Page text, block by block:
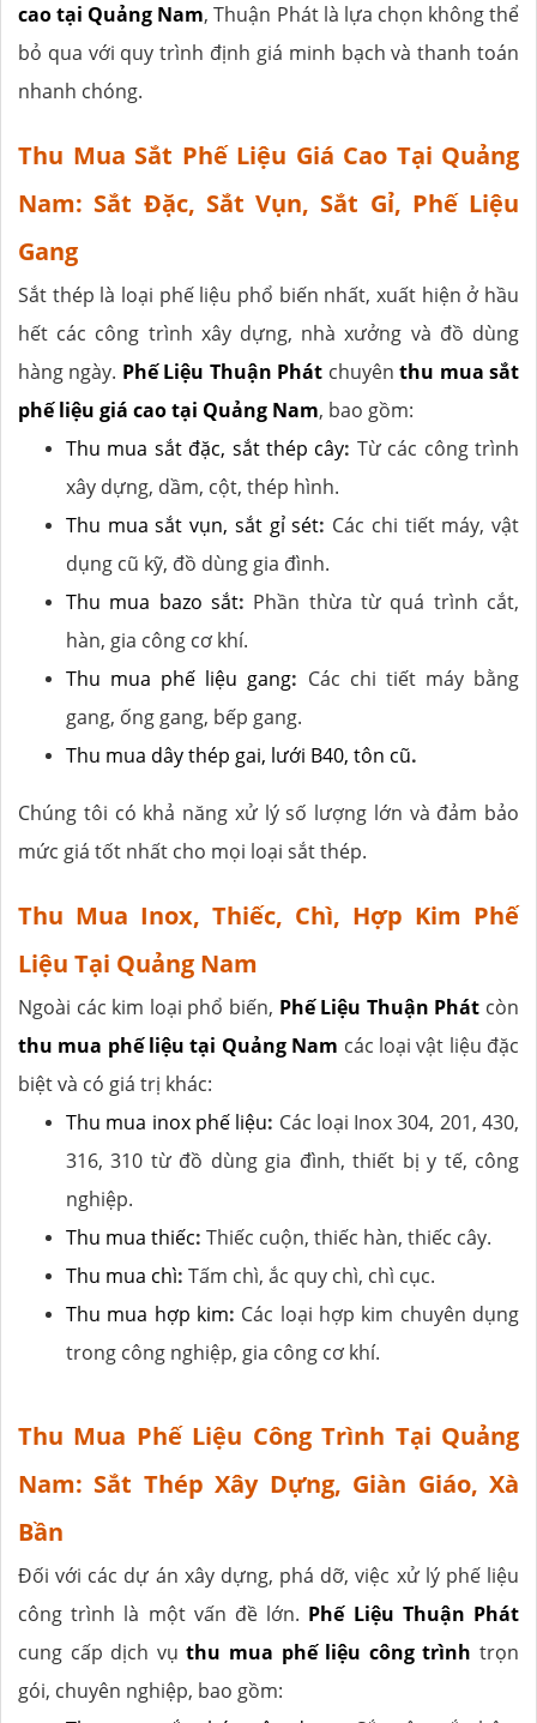
cao tại Quảng Nam, Thuận Phát là lựa chọn không thể
bỏ qua với quy trình định giá minh bạch và thanh toán
nhanh chóng.
Thu Mua Sắt Phế Liệu Giá Cao Tại Quảng
Nam: Sắt Đặc, Sắt Vụn, Sắt Gỉ, Phế Liệu
Gang
Sắt thép là loại phế liệu phổ biến nhất, xuất hiện ở hầu
hết các công trình xây dựng, nhà xưởng và đồ dùng
hàng ngày. Phế Liệu Thuận Phát chuyênthu mua sắt
phế liệu giá cao tại Quảng Nam, bao gồm:
Thu mua sắt đặc, sắt thép cây: Từ các công trình
xây dựng, dầm, cột, thép hình.
Thu mua sắt vụn, sắt gỉ sét: Các chi tiết máy, vật
dụng cũ kỹ, đồ dùng gia đình.
Thu mua bazo sắt: Phần thừa từ quá trình cắt,
hàn, gia công cơ khí.
Thu mua phế liệu gang: Các chi tiết máy bằng
gang, ống gang, bếp gang.
Thu mua dây thép gai, lưới B40, tôn cũ.
Chúng tôi có khả năng xử lý số lượng lớn và đảm bảo
mức giá tốt nhất cho mọi loại sắt thép.
Thu Mua Inox, Thiếc, Chì, Hợp Kim Phế
Liệu Tại Quảng Nam
Ngoài các kim loại phổ biến, Phế Liệu Thuận Phát còn
thu mua phế liệu tại Quảng Nam các loại vật liệu đặc
biệt và có giá trị khác:
Thu mua inox phế liệu: Các loại Inox 304, 201, 430,
316, 310 từ đồ dùng gia đình, thiết bị y tế, công
nghiệp.
Thu mua thiếc: Thiếc cuộn, thiếc hàn, thiếc cây.
Thu mua chì: Tấm chì, ắc quy chì, chì cục.
Thu mua hợp kim: Các loại hợp kim chuyên dụng
trong công nghiệp, gia công cơ khí.
Thu Mua Phế Liệu Công Trình Tại Quảng
Nam: Sắt Thép Xây Dựng, Giàn Giáo, Xà
Bần
Đối với các dự án xây dựng, phá dỡ, việc xử lý phế liệu
công trình là một vấn đề lớn. Phế Liệu Thuận Phát
cung cấp dịch vụthu mua phế liệu công trình trọn
gói, chuyên nghiệp, bao gồm: